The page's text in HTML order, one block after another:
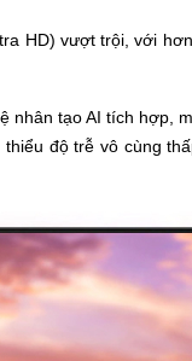
HD) vượt trội, với
tạo AI tích
độ trễ vô cùng